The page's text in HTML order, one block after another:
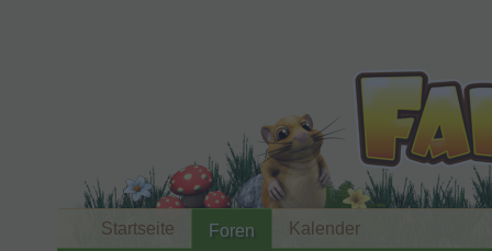
Startseite Foren Kalender